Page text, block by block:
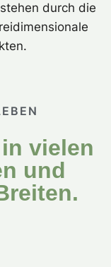
durch die
vielen
und